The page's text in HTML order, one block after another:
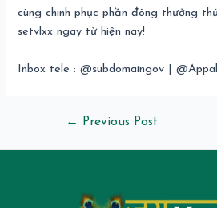
cùng chinh phục phần đông thưởng
setvlxx ngay từ hiện nay!
Inbox tele : @subdomaingov |
← Previous Post